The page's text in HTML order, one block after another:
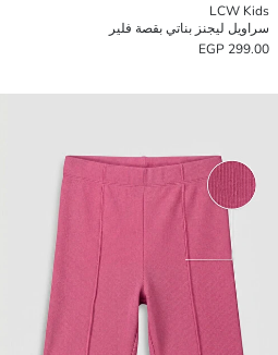
LCW Kids
سراويل ليجنز بناتي بقصة فلير
299.00 EGP